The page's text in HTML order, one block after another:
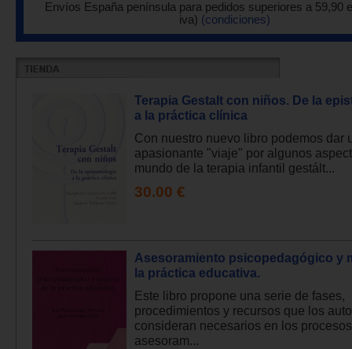
Envíos España península para pedidos superiores a 59,90
iva) (condiciones)
Terapia Gestalt con niños. De la
a la práctica clínica
Con nuestro nuevo libro podemos dar
apasionante "viaje" por algunos
mundo de la terapia infantil gestált...
30.00 €
Asesoramiento psicopedagógico y
la práctica educativa.
Este libro propone una serie de fases,
procedimientos y recursos que los
consideran necesarios en los
asesoram...